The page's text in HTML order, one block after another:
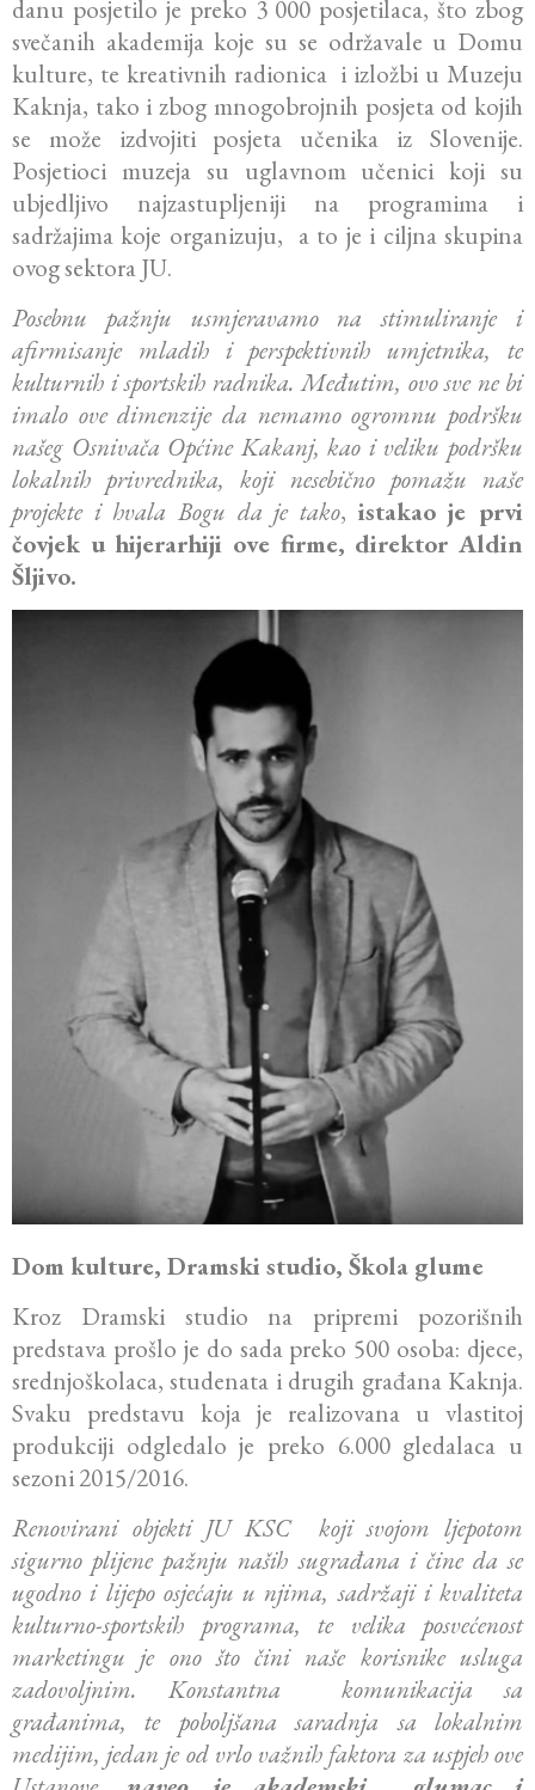
danu posjetilo je preko 3 000 posjetilaca, što zbog
svečanih akademija koje su se održavale u Domu
kulture, te kreativnih radionica i izložbi u Muzeju
Kaknja, tako i zbog mnogobrojnih posjeta od kojih
se može izdvojiti posjeta učenika iz Slovenije.
Posjetioci muzeja su uglavnom učenici koji su
ubjedljivo najzastupljeniji na programima i
sadržajima koje organizuju, a to je i ciljna skupina
ovog sektora JU.
Posebnu pažnju usmjeravamo na stimuliranje i
afirmisanje mladih i perspektivnih umjetnika, te
kulturnih i sportskih radnika. Međutim, ovo sve ne bi
imalo ove dimenzije da nemamo ogromnu podršku
našeg Osnivača Općine Kakanj, kao i veliku podršku
lokalnih privrednika, koji nesebično pomažu naše
projekte i hvala Bogu da je tako, istakao je prvi
čovjek u hijerarhiji ove firme, direktor Aldin
Šljivo.
Dom kulture, Dramski studio, Škola glume
Kroz Dramski studio na pripremi pozorišnih
predstava prošlo je do sada preko 500 osoba: djece,
srednjoškolaca, studenata i drugih građana Kaknja.
Svaku predstavu koja je realizovana u vlastitoj
produkciji odgledalo je preko 6.000 gledalaca u
sezoni 2015/2016.
Renovirani objekti JU KSC koji svojom ljepotom
sigurno plijene pažnju naših sugrađana i čine da se
ugodno i lijepo osjećaju u njima, sadržaji i kvaliteta
kulturno-sportskih programa, te velika posvećenost
marketingu je ono što čini naše korisnike usluga
zadovoljnim. Konstantna komunikacija sa
građanima, te poboljšana saradnja sa lokalnim
medijim, jedan je od vrlo važnih faktora za uspjeh ove